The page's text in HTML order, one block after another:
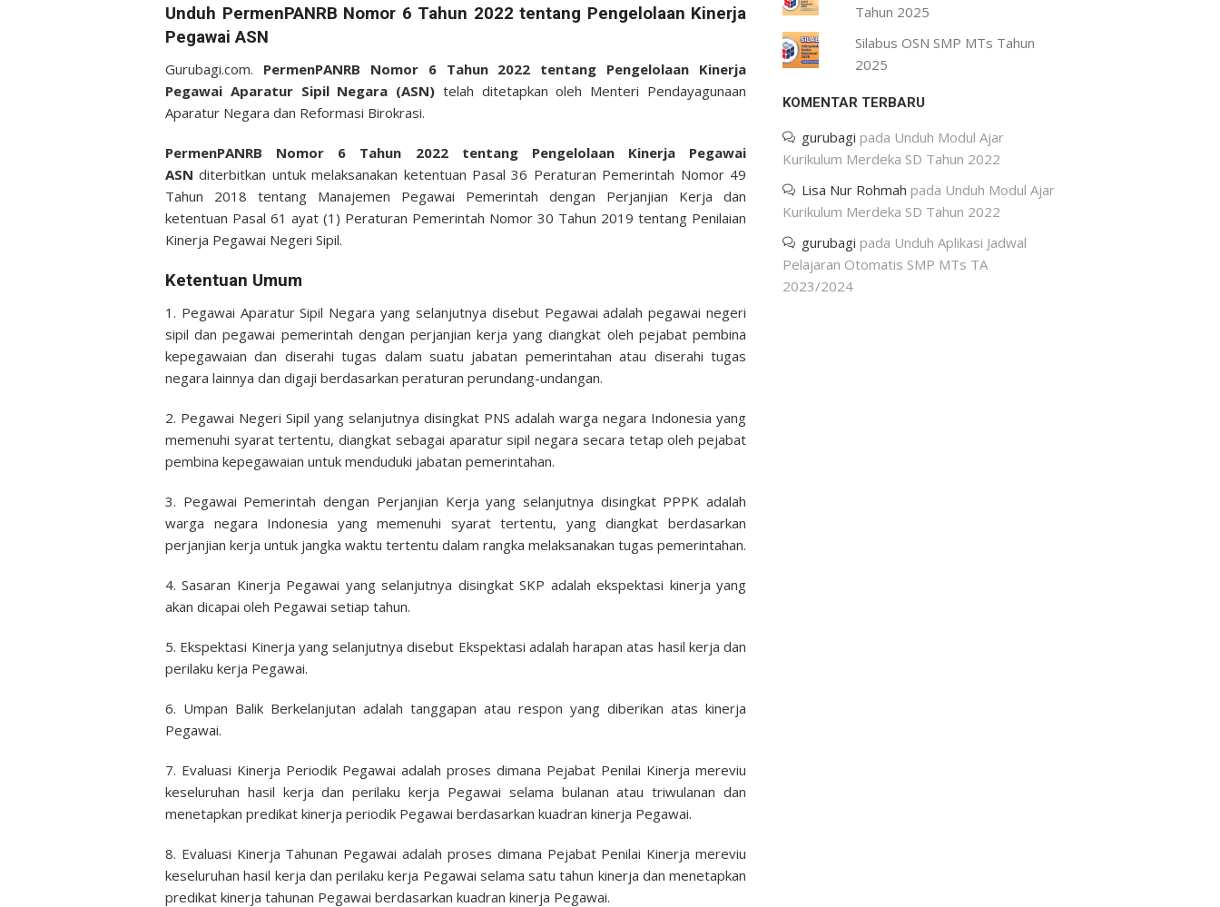
Unduh PermenPANRB Nomor 6 Tahun 2022 tentang Pengelolaan Kinerja
Pegawai ASN
Gurubagi.com. PermenPANRB Nomor 6 Tahun 2022 tentang Pengelolaan Kinerja
Pegawai Aparatur Sipil Negara (ASN) telah ditetapkan oleh Menteri Pendayagunaan
Aparatur Negara dan Reformasi Birokrasi.
PermenPANRB Nomor 6 Tahun 2022 tentang Pengelolaan Kinerja Pegawai
ASNditerbitkan untuk melaksanakan ketentuan Pasal 36 Peraturan Pemerintah Nomor 49
Tahun 2018 tentang Manajemen Pegawai Pemerintah dengan Perjanjian Kerja dan
ketentuan Pasal 61 ayat (1) Peraturan Pemerintah Nomor 30 Tahun 2019 tentang Penilaian
Kinerja Pegawai Negeri Sipil.
Ketentuan Umum
1. Pegawai Aparatur Sipil Negara yang selanjutnya disebut Pegawai adalah pegawai negeri
sipil dan pegawai pemerintah dengan perjanjian kerja yang diangkat oleh pejabat pembina
kepegawaian dan diserahi tugas dalam suatu jabatan pemerintahan atau diserahi tugas
negara lainnya dan digaji berdasarkan peraturan perundang-undangan.
2. Pegawai Negeri Sipil yang selanjutnya disingkat PNS adalah warga negara Indonesia yang
memenuhi syarat tertentu, diangkat sebagai aparatur sipil negara secara tetap oleh pejabat
pembina kepegawaian untuk menduduki jabatan pemerintahan.
3. Pegawai Pemerintah dengan Perjanjian Kerja yang selanjutnya disingkat PPPK adalah
warga negara Indonesia yang memenuhi syarat tertentu, yang diangkat berdasarkan
perjanjian kerja untuk jangka waktu tertentu dalam rangka melaksanakan tugas pemerintahan.
4. Sasaran Kinerja Pegawai yang selanjutnya disingkat SKP adalah ekspektasi kinerja yang
akan dicapai oleh Pegawai setiap tahun.
5. Ekspektasi Kinerja yang selanjutnya disebut Ekspektasi adalah harapan atas hasil kerja dan
perilaku kerja Pegawai.
6. Umpan Balik Berkelanjutan adalah tanggapan atau respon yang diberikan atas kinerja
Pegawai.
7. Evaluasi Kinerja Periodik Pegawai adalah proses dimana Pejabat Penilai Kinerja mereviu
keseluruhan hasil kerja dan perilaku kerja Pegawai selama bulanan atau triwulanan dan
menetapkan predikat kinerja periodik Pegawai berdasarkan kuadran kinerja Pegawai.
8. Evaluasi Kinerja Tahunan Pegawai adalah proses dimana Pejabat Penilai Kinerja mereviu
keseluruhan hasil kerja dan perilaku kerja Pegawai selama satu tahun kinerja dan menetapkan
predikat kinerja tahunan Pegawai berdasarkan kuadran kinerja Pegawai.
Tahun 2025
Silabus OSN SMP MTs Tahun
2025
KOMENTAR TERBARU
gurubagi pada Unduh Modul Ajar
Kurikulum Merdeka SD Tahun 2022
Lisa Nur Rohmah pada Unduh Modul Ajar
Kurikulum Merdeka SD Tahun 2022
gurubagi pada Unduh Aplikasi Jadwal
Pelajaran Otomatis SMP MTs TA
2023/2024